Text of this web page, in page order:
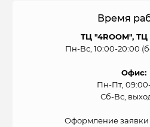
Время
ТЦ "4ROOM",
Пн-Вс, 10:00-20:00
Офис:
Пн-Пт,
Сб-Вс,
Оформление заявки